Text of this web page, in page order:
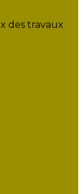
des travaux